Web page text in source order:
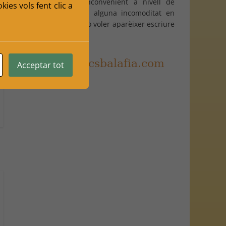
protecció de dades, alguna incomoditat en
alguna imatge per no voler aparèixer escriure
vols fent clic a
Acceptar tot